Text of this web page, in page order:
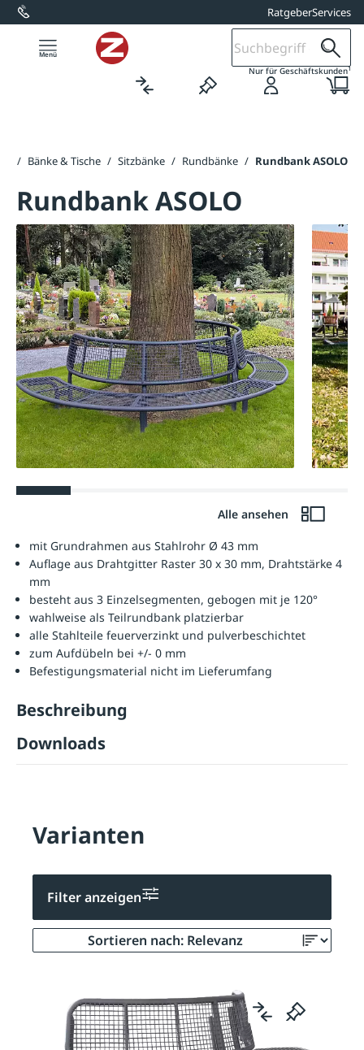
springen RatgeberServices
Nur für Geschäftskunden1
/ Bänke & Tische / Sitzbänke / Rundbänke / Rundbank ASOLO
Rundbank ASOLO
Alle ansehen
mit Grundrahmen aus Stahlrohr Ø 43 mm
Auflage aus Drahtgitter Raster 30 x 30 mm, Drahtstärke 4
mm
besteht aus 3 Einzelsegmenten, gebogen mit je 120°
wahlweise als Teilrundbank platzierbar
alle Stahlteile feuerverzinkt und pulverbeschichtet
zum Aufdübeln bei +/- 0 mm
Befestigungsmaterial nicht im Lieferumfang
Beschreibung
Downloads
Varianten
Filter anzeigen